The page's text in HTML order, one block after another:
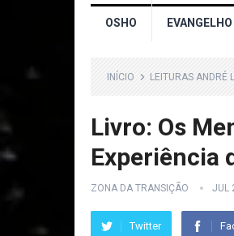
OSHO
INÍCIO LEITURAS ANDRÉ
Livro: Os
Experiência
ZONA DA TRANSIÇÃO JUL
Twitter